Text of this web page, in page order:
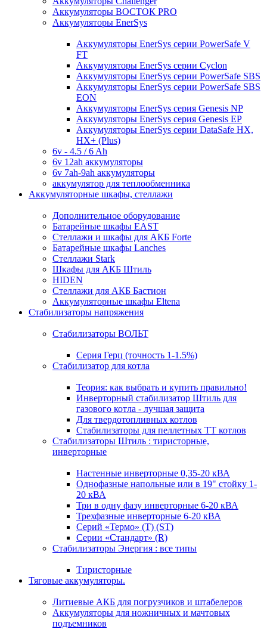
Аккумуляторы ВОСТОК PRO
Аккумуляторы EnerSys
Аккумуляторы EnerSys серии PowerSafe V
FT
Аккумуляторы EnerSys серии Cyclon
Аккумуляторы EnerSys серии PowerSafe SBS
Аккумуляторы EnerSys серии PowerSafe SBS
EON
Аккумуляторы EnerSys серия Genesis NP
Аккумуляторы EnerSys серия Genesis EP
Аккумуляторы EnerSys серии DataSafe HX,
HX+ (Plus)
6v - 4.5 / 6 Ah
6v 12ah аккумуляторы
6v 7ah-9ah аккумуляторы
аккумулятор для теплообменника
Аккумуляторные шкафы, стеллажи
Дополнительное оборудование
Батарейные шкафы EAST
Стеллажи и шкафы для АКБ Forte
Батарейные шкафы Lanches
Стеллажи Stark
Шкафы для АКБ Штиль
HIDEN
Стеллажи для АКБ Бастион
Аккумуляторные шкафы Eltena
Стабилизаторы напряжения
Стабилизаторы ВОЛЬТ
Серия Герц (точность 1-1.5%)
Стабилизатор для котла
Теория: как выбрать и купить правильно!
Инверторный стабилизатор Штиль для
газового котла - лучшая защита
Для твердотопливных котлов
Стабилизаторы для пеллетных ТТ котлов
Стабилизаторы Штиль : тиристорные,
инверторные
Настенные инверторные 0,35-20 кВА
Однофазные напольные или в 19" стойку 1-
20 кВА
Три в одну фазу инверторные 6-20 кВА
Трехфазные инверторные 6-20 кВА
Серий «Термо» (T) (ST)
Серии «Стандарт» (R)
Стабилизаторы Энергия : все типы
Тиристорные
Тяговые аккумуляторы.
Литиевые АКБ для погрузчиков и штабелеров
Аккумуляторы для ножничных и мачтовых
подъемников